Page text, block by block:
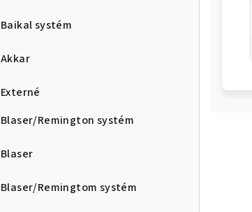
Baikal systém
Akkar
Externé
Blaser/Remington systém
Blaser
Blaser/Remingtom systém